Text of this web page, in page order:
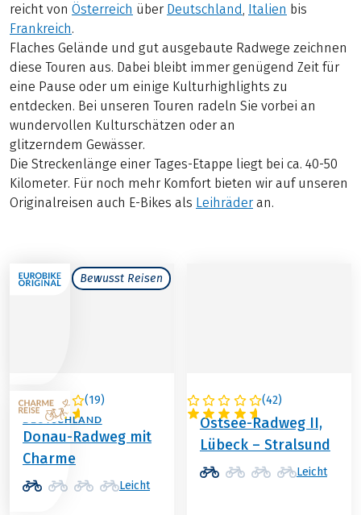
reicht von Österreich über Deutschland , Italien bis
Frankreich.
Flaches Gelände und gut ausgebaute Radwege zeichnen
diese Touren aus. Dabei bleibt immer genügend Zeit für
eine Pause oder um einige Kulturhighlights zu
entdecken. Bei unseren Touren radeln Sie vorbei an
wundervollen Kulturschätzen oder an
glitzerndem Gewässer.
Die Streckenlänge einer Tages-Etappe liegt bei ca. 40-50
Kilometer. Für noch mehr Komfort bieten wir auf unseren
Originalreisen auch E-Bikes als Leihräder an.
Bewusst Reisen
(19)
ÖSTERREICH /
DEUTSCHLAND
Donau-Radweg mit
Charme
Leicht
(42)
DEUTSCHLAND
Ostsee-Radweg II,
Lübeck – Stralsund
Leicht